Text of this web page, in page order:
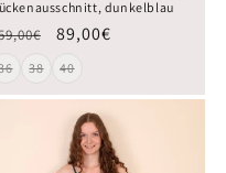
dunkelblau
89,00€
38 40